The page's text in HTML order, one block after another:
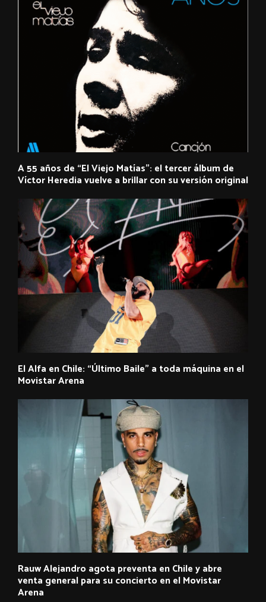
A 55 años de “El Viejo Matías”: el tercer álbum de
Víctor Heredia vuelve a brillar con su versión original
El Alfa en Chile: “Último Baile” a toda máquina en el
Movistar Arena
Rauw Alejandro agota preventa en Chile y abre
venta general para su concierto en el Movistar
Arena